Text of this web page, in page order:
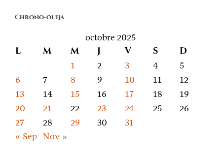
parle
Chrono-ouija
octobre 2025
L M M J V S D
1 2 3 4
5
6
7 8 9 10 11
12
13
14 15 16 17 18
19
20
21 22 23 24 25
26
27
28 29 30
31
« Sep Nov »